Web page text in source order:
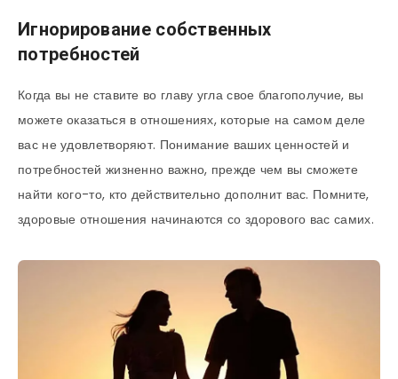
Игнорирование собственных
потребностей
Когда вы не ставите во главу угла свое благополучие, вы
можете оказаться в отношениях, которые на самом деле
вас не удовлетворяют. Понимание ваших ценностей и
потребностей жизненно важно, прежде чем вы сможете
найти кого-то, кто действительно дополнит вас. Помните,
здоровые отношения начинаются со здорового вас самих.